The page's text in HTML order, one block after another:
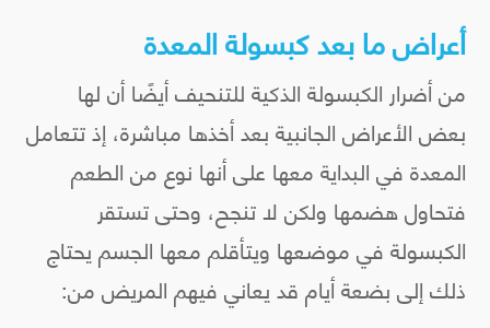
أعراض ما بعد كبسولة المعدة
من أضرار الكبسولة الذكية للتنحيف أيضًا أن لها
بعض الأعراض الجانبية بعد أخذها مباشرة، إذ تتعامل
المعدة في البداية معها على أنها نوع من الطعم
فتحاول هضمها ولكن لا تنجح، وحتى تستقر
الكبسولة في موضعها ويتأقلم معها الجسم يحتاج
ذلك إلى بضعة أيام قد يعاني فيهم المريض من: